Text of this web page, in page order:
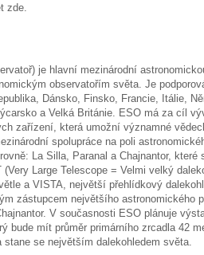
zde.
je hlavní mezinárodní
observatořím světa. Je
Dánsko, Finsko, Francie, Itálie,
a Velká Británie. ESO má za cíl
zařízení, která umožní významné
spolupráce na poli
La Silla, Paranal a Chajnantor,
(Very Large Telescope = Velmi velký
a VISTA, největší přehlídkový
zástupcem největšího astronomického
V současnosti ESO plánuje
bude mít průměr primárního zrcadla 42
stane se největším dalekohledem světa.